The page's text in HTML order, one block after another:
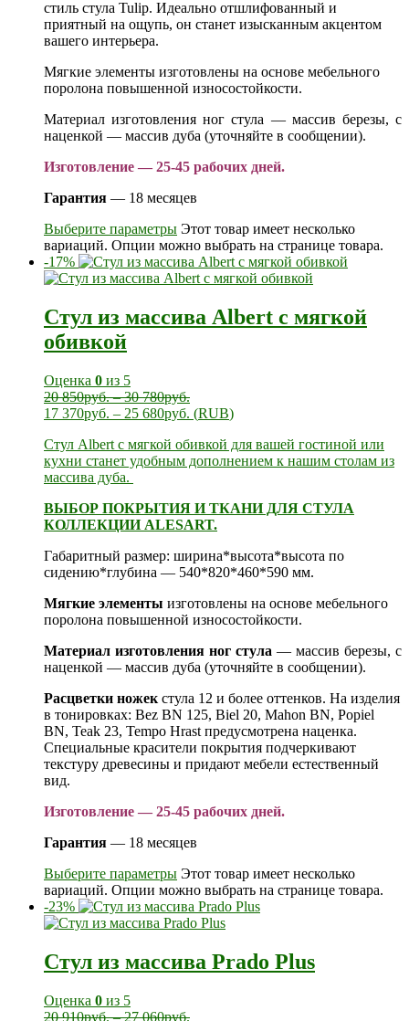
стиль стула Tulip. Идеально отшлифованный и
приятный на ощупь, он станет изысканным акцентом
вашего интерьера.
Мягкие элементы изготовлены на основе мебельного
поролона повышенной износостойкости.
Материал изготовления ног стула — массив березы, с
наценкой — массив дуба (уточняйте в сообщении).
Изготовление — 25-45 рабочих дней.
Гарантия — 18 месяцев
Выберите параметры Этот товар имеет несколько
вариаций. Опции можно выбрать на странице товара.
-17%
Стул из массива Albert с мягкой
обивкой
Оценка 0 из 5
20 850руб.–30 780руб.
17 370руб. – 25 680руб. (RUB)
Стул Albert с мягкой обивкой для вашей гостиной или
кухни станет удобным дополнением к нашим столам из
массива дуба.
ВЫБОР ПОКРЫТИЯ И ТКАНИ ДЛЯ СТУЛА
КОЛЛЕКЦИИ ALESART.
Габаритный размер: ширина*высота*высота по
сидению*глубина — 540*820*460*590 мм.
Мягкие элементы изготовлены на основе мебельного
поролона повышенной износостойкости.
Материал изготовления ног стула — массив березы, с
наценкой — массив дуба (уточняйте в сообщении).
Расцветки ножек стула 12 и более оттенков. На изделия
в тонировках: Bez BN 125, Biel 20, Mahon BN, Popiel
BN, Teak 23, Tempo Hrast предусмотрена наценка.
Специальные красители покрытия подчеркивают
текстуру древесины и придают мебели естественный
вид.
Изготовление — 25-45 рабочих дней.
Гарантия — 18 месяцев
Выберите параметры Этот товар имеет несколько
вариаций. Опции можно выбрать на странице товара.
-23%
Стул из массива Prado Plus
Оценка 0 из 5
20 910руб.–27 060руб.